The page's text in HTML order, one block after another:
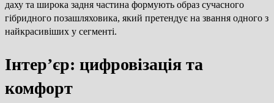
даху та широка задня частина формують образ сучасного
гібридного позашляховика, який претендує на звання одного з
найкрасивіших у сегменті.
Інтер’єр: цифровізація та
комфорт